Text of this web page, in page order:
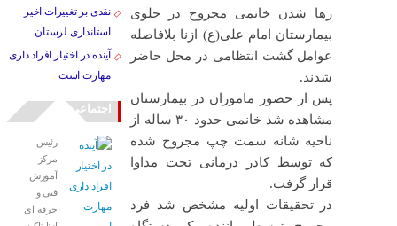
رها شدن خانمی مجروح در جلوی
بیمارستان امام علی(ع) ازنا بلافاصله
عوامل گشت انتظامی در محل حاضر
شدند.
پس از حضور ماموران در بیمارستان
مشاهده شد خانمی حدود ۳۰ ساله از
ناحیه شانه سمت چپ مجروح شده
که توسط کادر درمانی تحت مداوا
قرار گرفت.
در تحقیقات اولیه مشخص شد فرد
نقدی بر تغییرات اخیر
استانداری لرستان
آینده در اختیار افراد داری
مهارت است
اجتماعی
رئیس
مرکز
آموزش
فنی و
حرفه ای